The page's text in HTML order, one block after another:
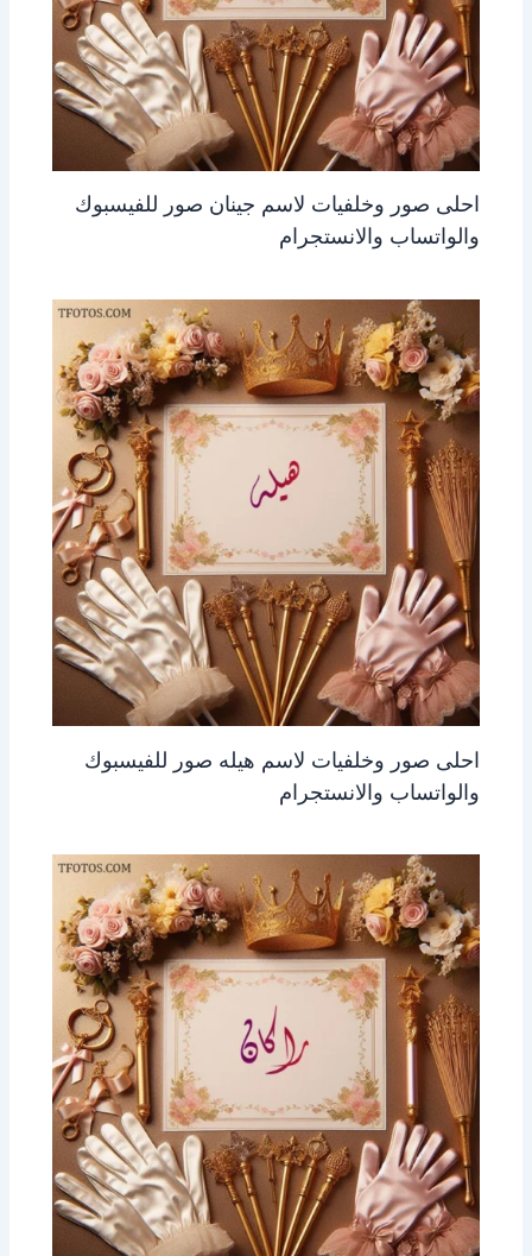
احلى صور وخلفيات لاسم جينان صور للفيسبوك
والواتساب والانستجرام
احلى صور وخلفيات لاسم هيله صور للفيسبوك
والواتساب والانستجرام